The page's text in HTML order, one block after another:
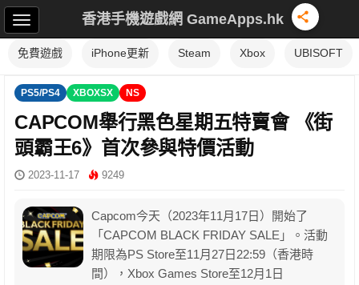
香港手機遊戲網 GameApps.hk
免費遊戲 iPhone更新 Steam Xbox UBISOFT
PS5/PS4 XBOXSX NS
CAPCOM舉行黑色星期五特賣會 《街
頭霸王6》首次參與特價活動
2023-11-17 9249
Capcom今天（2023年11月17日）開始了
「CAPCOM BLACK FRIDAY SALE」。活動
期限為PS Store至11月27日22:59（香港時
間），Xbox Games Store至12月1日